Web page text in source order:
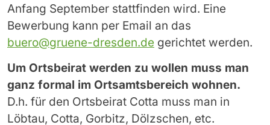
Anfang September stattfinden wird. Eine
Bewerbung kann per Email an das
buero@gruene-dresden.de gerichtet werden.
Um Ortsbeirat werden zu wollen muss man
ganz formal im Ortsamtsbereich wohnen.
D.h. für den Ortsbeirat Cotta muss man in
Löbtau, Cotta, Gorbitz, Dölzschen, etc.